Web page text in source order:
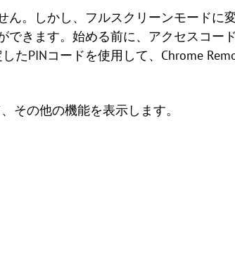
ん。しかし、フルスクリーンモードに
できます。始める前に、アクセスコー
たPINコードを使用して、Chrome
その他の機能を表示します。